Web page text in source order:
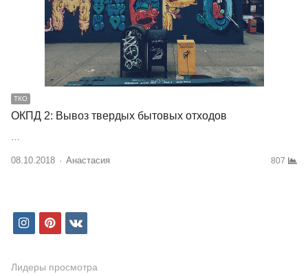
ТКО
ОКПД 2: Вывоз твердых бытовых отходов
…
08.10.2018 Author
Анастасия 807
i
s
p
n
v
Лидеры просмотра